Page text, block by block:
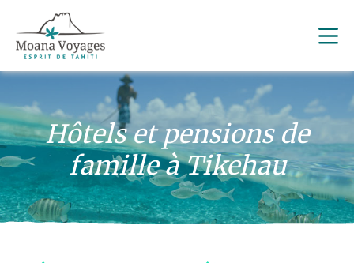
Hôtels et pensions de
famille à Tikehau